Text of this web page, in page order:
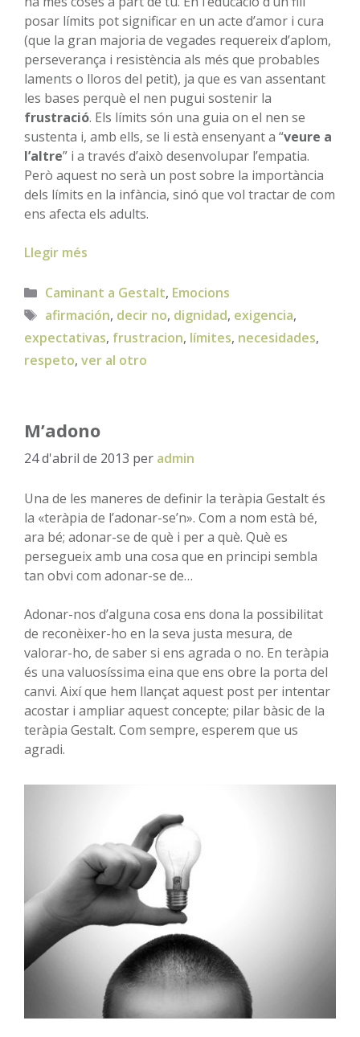
posar límits pot significar en un acte d’amor i cura
(que la gran majoria de vegades requereix d’aplom,
perseverança i resistència als més que probables
laments o lloros del petit), ja que es van assentant
les bases perquè el nen pugui sostenir la
frustració. Els límits són una guia on el nen se
sustenta i, amb ells, se li està ensenyant a “veure a
l’altre” i a través d’això desenvolupar l’empatia.
Però aquest no serà un post sobre la importància
dels límits en la infància, sinó que vol tractar de com
ens afecta els adults.
Llegir més
Categories
Caminant a Gestalt, Emocions
Etiquetes
afirmación, decir no, dignidad, exigencia,
expectativas, frustracion, límites, necesidades,
respeto, ver al otro
M’adono
24 d'abril de 2013 per admin
Una de les maneres de definir la teràpia Gestalt és
la «teràpia de l’adonar-se’n». Com a nom està bé,
ara bé; adonar-se de què i per a què. Què es
persegueix amb una cosa que en principi sembla
tan obvi com adonar-se de…
Adonar-nos d’alguna cosa ens dona la possibilitat
de reconèixer-ho en la seva justa mesura, de
valorar-ho, de saber si ens agrada o no. En teràpia
és una valuosíssima eina que ens obre la porta del
canvi. Així que hem llançat aquest post per intentar
acostar i ampliar aquest concepte; pilar bàsic de la
teràpia Gestalt. Com sempre, esperem que us
agradi.